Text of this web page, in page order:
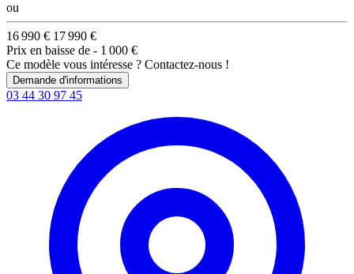
ou
16 990 € 17 990 €
Prix en baisse de - 1 000 €
Ce modèle vous intéresse ? Contactez-nous !
Demande d'informations
03 44 30 97 45